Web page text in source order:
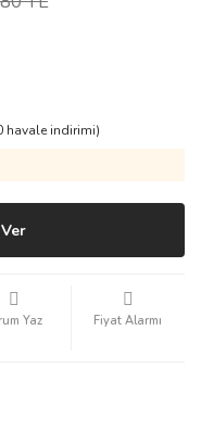
havale indirimi)
Yaz Fiyat Alarmı